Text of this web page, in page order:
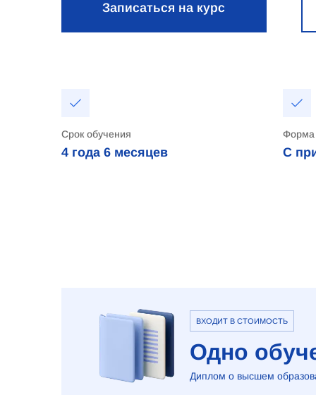
Записаться на курс
Срок обучения
4 года 6 месяцев
Форма
С
ВХОДИТ В СТОИМОСТЬ
Одно
Диплом о высшем